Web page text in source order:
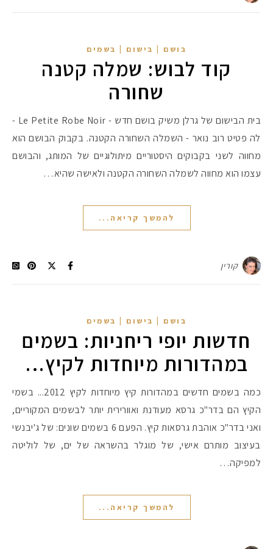
בושם | בישום | בשמים
קוד לבוש: שמלה קטנה
שחורה
בית הבישום של גרלן משיק בושם חדש - Le Petite Robe Noir -
לה פטיט רוב נואר - השמלה השחורה הקטנה. בקבוק הבושם הוא
מחווה לשני בקבוקים היסטוריים מיתולוגיים של המותג, והבושם
עצמו הוא מחווה לשמלה השחורה הקטנה ולאישה שהיא…
להמשך קריאה...
קורין
בושם | בישום | בשמים
חדשות יופי ריחניות: בשמים
במהדורות מיוחדות לקיץ…
כמה בשמים חדשים במהדורות קיץ מיוחדות לקיץ 2012... בשמי
הקיץ הם בדר"כ גרסא מעודנת ואוורירית יותר לבשמים המקוריים,
ואני בדר"כ אוהבת גרסאות קיץ. הפעם 6 בשמים שונים: של ג'יבנשי
בעיצוב מותרם אישי, של מוגלר בהשראה של ים, של לוליטה
למפיקה…
להמשך קריאה...